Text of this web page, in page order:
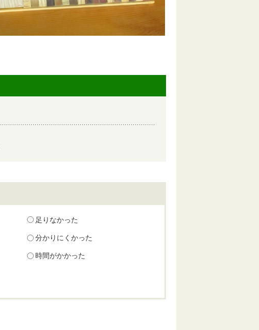
足りなかった
分かりにくかった
時間がかかった